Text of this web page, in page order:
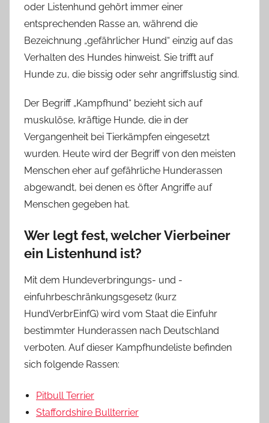
oder Listenhund gehört immer einer
entsprechenden Rasse an, während die
Bezeichnung „gefährlicher Hund“ einzig auf das
Verhalten des Hundes hinweist. Sie trifft auf
Hunde zu, die bissig oder sehr angriffslustig sind.
Der Begriff „Kampfhund“ bezieht sich auf
muskulöse, kräftige Hunde, die in der
Vergangenheit bei Tierkämpfen eingesetzt
wurden. Heute wird der Begriff von den meisten
Menschen eher auf gefährliche Hunderassen
abgewandt, bei denen es öfter Angriffe auf
Menschen gegeben hat.
Wer legt fest, welcher Vierbeiner
ein Listenhund ist?
Mit dem Hundeverbringungs- und -
einfuhrbeschränkungsgesetz (kurz
HundVerbrEinfG) wird vom Staat die Einfuhr
bestimmter Hunderassen nach Deutschland
verboten. Auf dieser Kampfhundeliste befinden
sich folgende Rassen:
Pitbull Terrier
Staffordshire Bullterrier